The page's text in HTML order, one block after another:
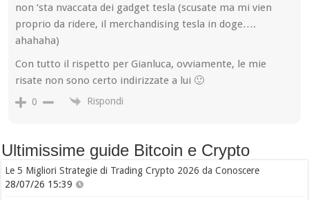
non ‘sta nvaccata dei gadget tesla (scusate ma mi vien
proprio da ridere, il merchandising tesla in doge….
ahahaha)
Con tutto il rispetto per Gianluca, ovviamente, le mie
risate non sono certo indirizzate a lui 🙂
0 Rispondi
Ultimissime guide Bitcoin e Crypto
Le 5 Migliori Strategie di Trading Crypto 2026 da Conoscere
28/07/26 15:39